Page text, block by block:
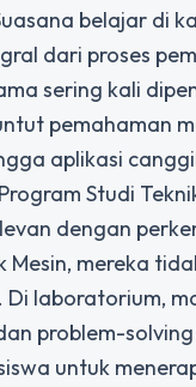
belajar di
dari proses
sering kali
pemahaman
aplikasi
Studi
dengan
mereka
laboratorium,
problem-
untuk